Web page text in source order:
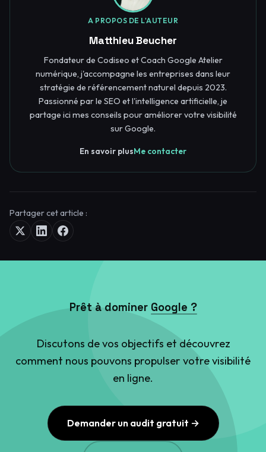
A PROPOS DE L'AUTEUR
Matthieu Beucher
Fondateur de Codiseo et Coach Google Atelier
numérique, j'accompagne les entreprises dans leur
stratégie de référencement naturel depuis 2023.
Passionné par le SEO et l'intelligence artificielle, je
partage ici mes conseils pour améliorer votre visibilité
sur Google.
En savoir plusMe contacter
Partager cet article :
Prêt à dominer Google ?
Discutons de vos objectifs et découvrez
comment nous pouvons propulser votre visibilité
en ligne.
Demander un audit gratuit →